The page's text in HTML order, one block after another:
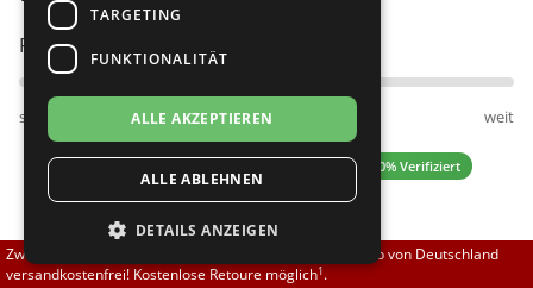
Flexerinas
Rummos
Rumpf
SoDanca
TopTanz
Passt am besten bei Fußweite:
schmal normal weit
5.00 (1 Bewertungen) ✓ 100% Verifiziert
123,00 EUR 110,70 EUR
Zwischen 70,00 EUR und 800,00 EUR liefern wir innerhalb von Deutschland
versandkostenfrei! Kostenlose Retoure möglich1.
TARGETING
FUNKTIONALITÄT
ALLE AKZEPTIEREN
ALLE ABLEHNEN
DETAILS ANZEIGEN